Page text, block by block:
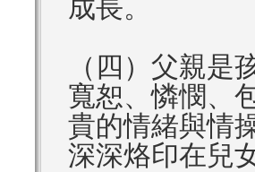
成長。
（四）父親是
寬恕、憐憫、
貴的情緒與情
深深烙印在兒